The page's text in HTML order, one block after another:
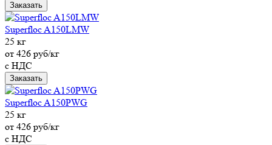
Заказать
Superfloc A150LMW
25 кг
от 426 руб/кг
с НДС
Заказать
Superfloc A150PWG
25 кг
от 426 руб/кг
с НДС